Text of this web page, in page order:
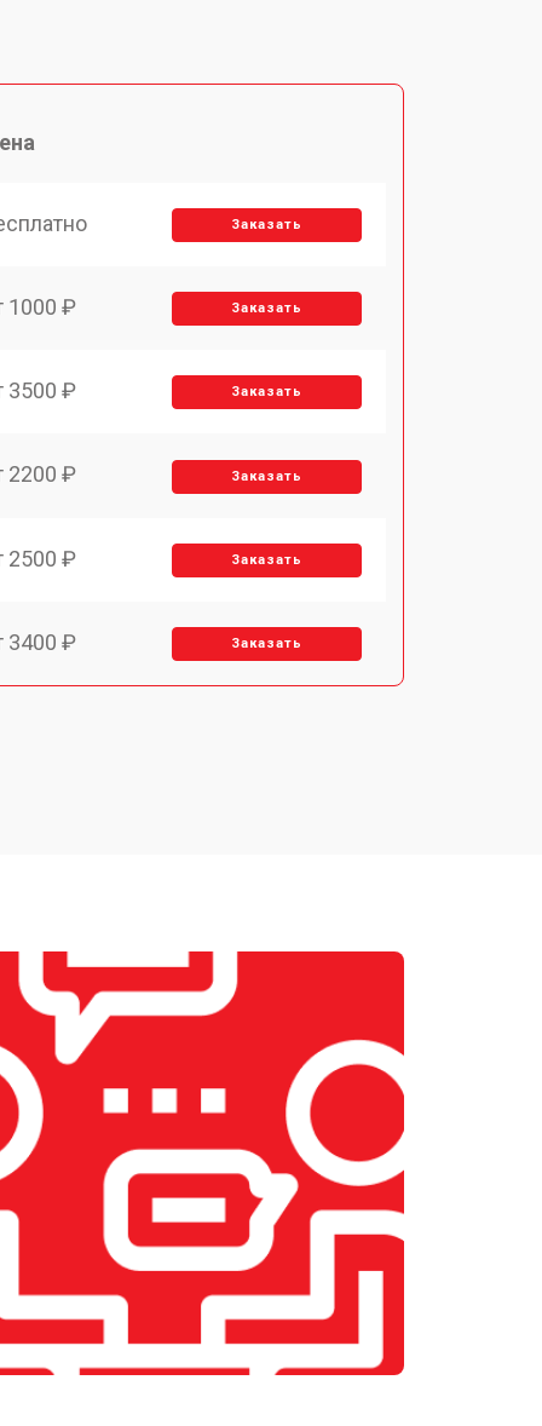
Заказать
1000 ₽ Заказать
3500 ₽ Заказать
2200 ₽ Заказать
2500 ₽ Заказать
3400 ₽ Заказать
2400 ₽
1500 ₽ Заказать
1600 ₽ Заказать
1000 ₽ Заказать
1800 ₽